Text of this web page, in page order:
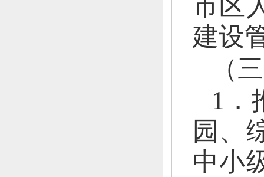
市区
建设
（
1．
园、
中小